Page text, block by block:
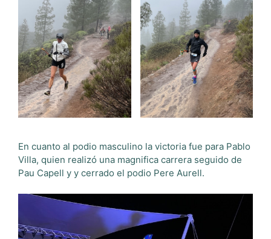
En cuanto al podio masculino la victoria fue para Pablo
Villa, quien realizó una magnifica carrera seguido de
Pau Capell y y cerrado el podio Pere Aurell.